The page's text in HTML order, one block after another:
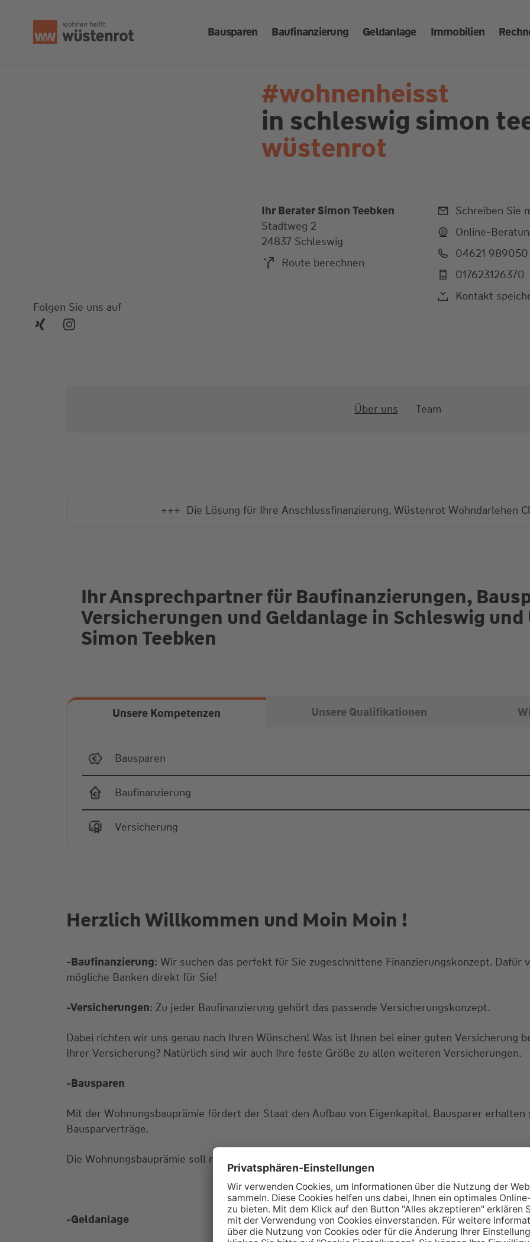
Bausparen Baufinanzierung Geldanlage Immobilien
Folgen Sie uns auf
#wohnenheisst
in schleswig simon
wüstenrot
Ihr Berater Simon Teebken
Stadtweg 2
24837 Schleswig
Route berechnen
Schreiben Sie
Online-
04621 989050
017623126370
Kontakt
Über uns Team
+++ taatliche Förderung für Ihren Bausparvertrag. Die
Ihr Ansprechpartner für Baufinanzierungen,
Versicherungen und Geldanlage in Schleswig
Simon Teebken
Unsere Kompetenzen Unsere Qualifikationen
Bausparen
Baufinanzierung
Versicherung
Herzlich Willkommen und Moin Moin !
-Baufinanzierung: Wir suchen das perfekt für Sie zugeschnittene Finanzierungskonzept. Dafür
mögliche Banken direkt für Sie!
-Versicherungen: Zu jeder Baufinanzierung gehört das passende Versicherungskonzept.
Dabei richten wir uns genau nach Ihren Wünschen! Was ist Ihnen bei einer guten Versicherung
Ihrer Versicherung? Natürlich sind wir auch Ihre feste Größe zu allen weiteren Versicherungen.
-Bausparen
Mit der Wohnungsbauprämie fördert der Staat den Aufbau von Eigenkapital. Bausparer
Bausparverträge.
Die Wohnungsbauprämie soll mehr Menschen den Weg in die eigenen vier Wände oder auch
-Geldanlage